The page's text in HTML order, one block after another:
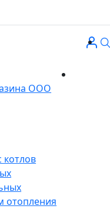
ООО
котлов
отопления